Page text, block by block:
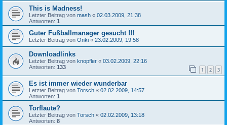
This is Madness!
Letzter Beitrag von mash « 02.03.2009, 21:38
Antworten: 1
Guter Fußballmanager gesucht !!!
Letzter Beitrag von Onki « 23.02.2009, 19:58
Downloadlinks
Letzter Beitrag von knopfler « 03.02.2009, 22:16
Antworten: 133 1 2 3
Es ist immer wieder wunderbar
Letzter Beitrag von Torsch « 02.02.2009, 14:57
Antworten: 1
Torflaute?
Letzter Beitrag von Torsch « 02.02.2009, 13:18
Antworten: 8